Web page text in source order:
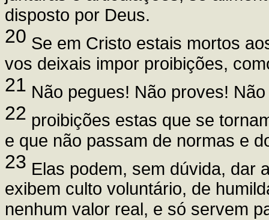
disposto por Deus.
20 Se em Cristo estais mortos
vos deixais impor proibições,
21 Não pegues! Não proves!
22 proibições estas que se
e que não passam de normas e
23 Elas podem, sem dúvida, dar
exibem culto voluntário, de
nenhum valor real, e só servem